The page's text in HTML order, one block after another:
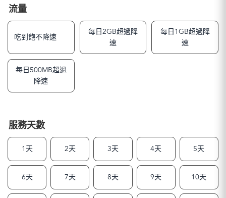
流量
吃到飽不降速
每日2GB超過降
速
每日1GB超過降
速
每日500MB超過
降速
服務天數
1天 2天 3天 4天 5天
6天 7天 8天 9天 10天